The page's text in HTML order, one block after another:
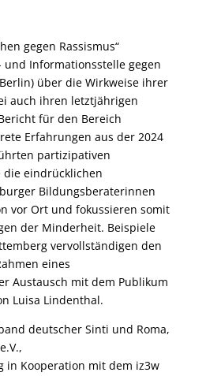
gegen Rassismus“
Informationsstelle gegen
über die Wirkweise ihrer
auch ihren letztjährigen
für den Bereich
Erfahrungen aus der 2024
partizipativen
die eindrücklichen
Bildungsberaterinnen
vor Ort und fokussieren somit
der Minderheit. Beispiele
vervollständigen den
eines
Austausch mit dem Publikum
Luisa Lindenthal.
deutscher Sinti und Roma,
in Kooperation mit dem iz3w